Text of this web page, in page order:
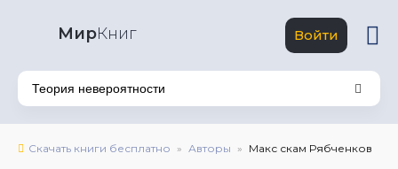
МирКниг Войти
Скачать книги бесплатно Авторы Макс скам Рябченков